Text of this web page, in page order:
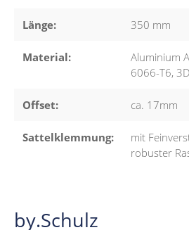
Länge: 350 mm
Material:
Aluminium
6066-T6,
Offset: ca. 17mm
Sattelklemmung:
mit
robuster
by.Schulz